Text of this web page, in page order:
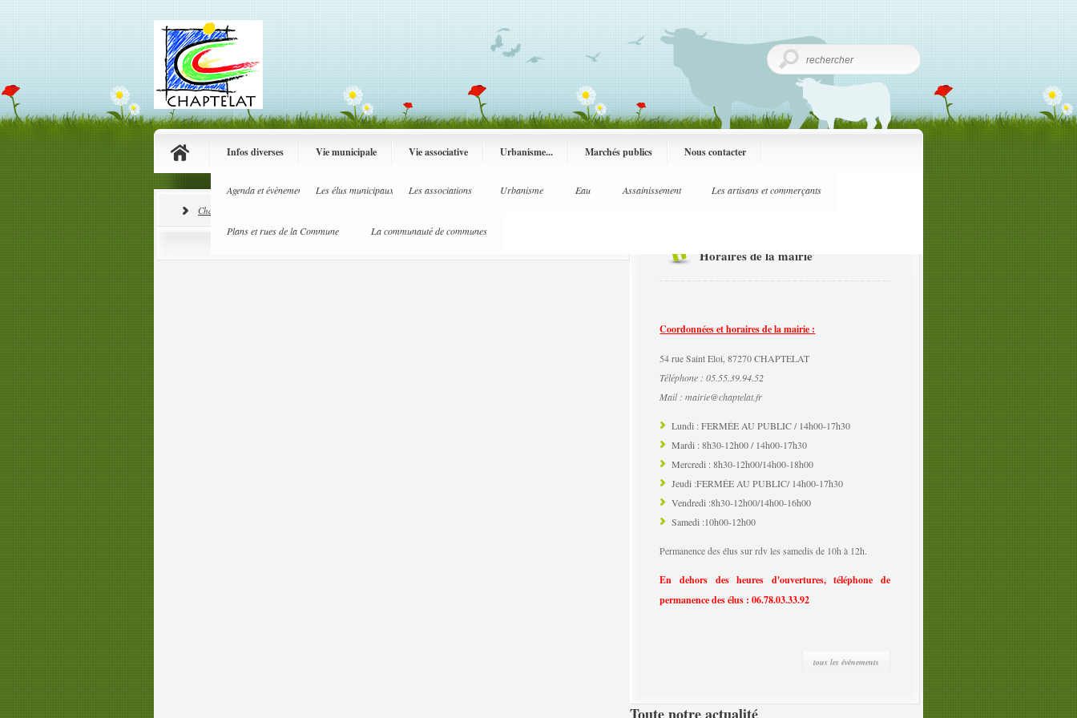
Infos diverses
Agenda et évènements Infos pratiques L'état civil L'école ALSH Salle municipale Les artisans et commerçants
Plans et rues de la Commune La communauté de communes
Vie municipale
Les élus municipaux Bulletin municipal Conseil Municipal
Vie associative
Les associations
Urbanisme...
Urbanisme Eau Assainissement
Marchés publics Nous contacter
Chaptelat
Horaires de la mairie
Coordonnées et horaires de la mairie :
54 rue Saint Eloi, 87270 CHAPTELAT
Téléphone : 05.55.39.94.52
Mail : mairie@chaptelat.fr
Lundi : FERMÉE AU PUBLIC / 14h00-17h30
Mardi : 8h30-12h00 / 14h00-17h30
Mercredi : 8h30-12h00/14h00-18h00
Jeudi :FERMÉE AU PUBLIC/ 14h00-17h30
Vendredi :8h30-12h00/14h00-16h00
Samedi :10h00-12h00
Permanence des élus sur rdv les samedis de 10h à 12h.
En dehors des heures d'ouvertures, téléphone de
permanence des élus : 06.78.03.33.92
tous les évènements